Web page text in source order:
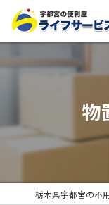
物